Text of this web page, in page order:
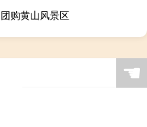
团购黄山风景区
☚